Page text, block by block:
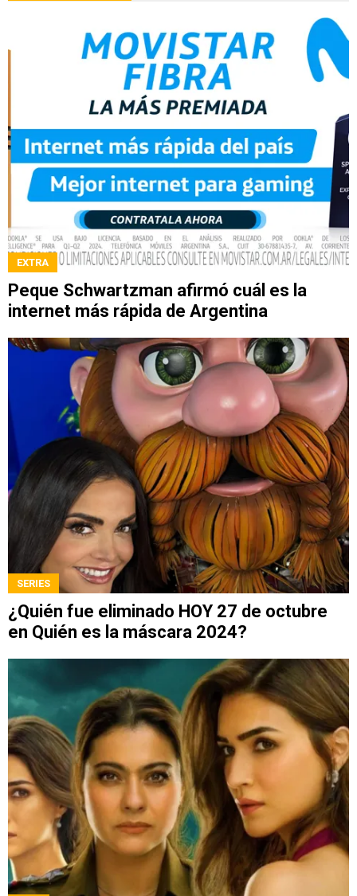
EXTRA
Peque Schwartzman afirmó cuál es la
internet más rápida de Argentina
SERIES
¿Quién fue eliminado HOY 27 de octubre
en Quién es la máscara 2024?